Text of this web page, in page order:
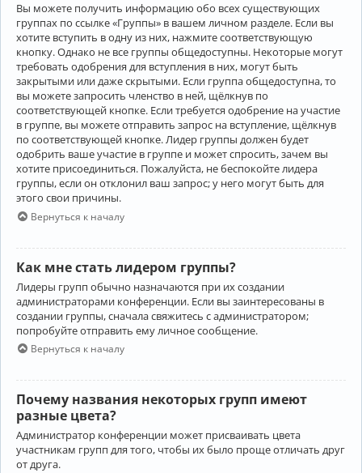
Вы можете получить информацию обо всех существующих
группах по ссылке «Группы» в вашем личном разделе. Если вы
хотите вступить в одну из них, нажмите соответствующую
кнопку. Однако не все группы общедоступны. Некоторые могут
требовать одобрения для вступления в них, могут быть
закрытыми или даже скрытыми. Если группа общедоступна, то
вы можете запросить членство в ней, щёлкнув по
соответствующей кнопке. Если требуется одобрение на участие
в группе, вы можете отправить запрос на вступление, щёлкнув
по соответствующей кнопке. Лидер группы должен будет
одобрить ваше участие в группе и может спросить, зачем вы
хотите присоединиться. Пожалуйста, не беспокойте лидера
группы, если он отклонил ваш запрос; у него могут быть для
этого свои причины.
Вернуться к началу
Как мне стать лидером группы?
Лидеры групп обычно назначаются при их создании
администраторами конференции. Если вы заинтересованы в
создании группы, сначала свяжитесь с администратором;
попробуйте отправить ему личное сообщение.
Вернуться к началу
Почему названия некоторых групп имеют
разные цвета?
Администратор конференции может присваивать цвета
участникам групп для того, чтобы их было проще отличать друг
от друга.